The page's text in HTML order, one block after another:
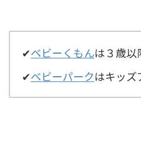
✔ベビーくもんは３歳
✔ベビーパークはキッズ